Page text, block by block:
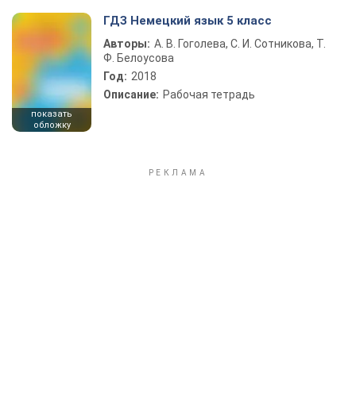
показать
обложку
ГДЗ Немецкий язык 5 класс
Авторы: А. В. Гоголева, С. И. Сотникова, Т.
Ф. Белоусова
Год: 2018
Описание: Рабочая тетрадь